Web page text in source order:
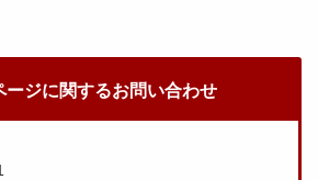
ージに関するお問い合わせ